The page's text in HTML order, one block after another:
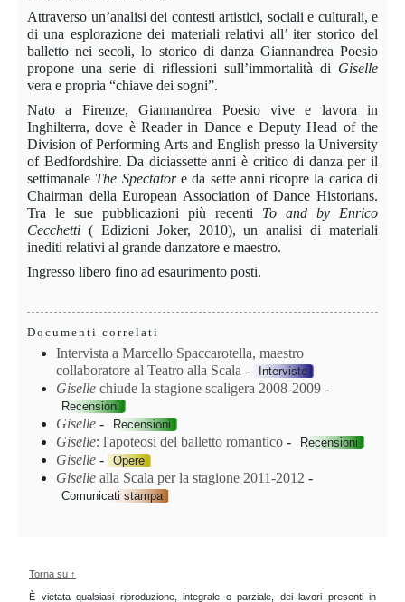
Attraverso un’analisi dei contesti artistici, sociali e culturali, e
di una esplorazione dei materiali relativi all’ iter storico del
balletto nei secoli, lo storico di danza Giannandrea Poesio
propone una serie di riflessioni sull’immortalità di Giselle
vera e propria “chiave dei sogni”.
Nato a Firenze, Giannandrea Poesio vive e lavora in
Inghilterra, dove è Reader in Dance e Deputy Head of the
Division of Performing Arts and English presso la University
of Bedfordshire. Da diciassette anni è critico di danza per il
settimanale The Spectatore da sette anni ricopre la carica di
Chairman della European Association of Dance Historians.
Tra le sue pubblicazioni più recenti To and by Enrico
Cecchetti ( Edizioni Joker, 2010), un analisi di materiali
inediti relativi al grande danzatore e maestro.
Ingresso libero fino ad esaurimento posti.
Documenti correlati
Intervista a Marcello Spaccarotella, maestro
collaboratore al Teatro alla Scala - Interviste
Giselle chiude la stagione scaligera 2008-2009 -
Recensioni
Giselle - Recensioni
Giselle: l'apoteosi del balletto romantico - Recensioni
Giselle - Opere
Giselle alla Scala per la stagione 2011-2012 -
Comunicati stampa
Torna su ↑
È vietata qualsiasi riproduzione, integrale o parziale, dei lavori presenti in